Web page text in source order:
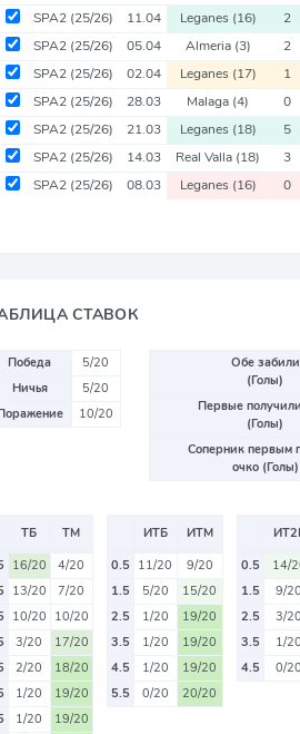
SPA2 (25/26) 11.04 Leganes (16) 2
SPA2 (25/26) 05.04 Almeria (3) 2
SPA2 (25/26) 02.04 Leganes (17) 1
SPA2 (25/26) 28.03 Malaga (4) 0
SPA2 (25/26) 21.03 Leganes (18) 5
SPA2 (25/26) 14.03 Real Valla (18) 3
SPA2 (25/26) 08.03 Leganes (16) 0
СТАВОК
Победа
5/20
Ничья
5/20
10/20
Обе забили
(Голы)
Первые
(Голы)
Соперник первым
очко (Голы)
ТБ
ТМ
16/20
4/20
13/20
7/20
10/20 10/20
3/20
17/20
2/20
18/20
1/20
19/20
1/20
19/20
ИТБ
ИТМ
0.5 11/20
9/20
1.5
5/20
15/20
2.5
1/20
19/20
3.5
1/20
19/20
4.5
1/20
19/20
5.5
0/20 20/20
0.5
14/
1.5
9/20
2.5
3/20
3.5
1/20
4.5
0/20